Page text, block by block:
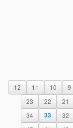
9
10
11
12
21
22
23
32
33
34